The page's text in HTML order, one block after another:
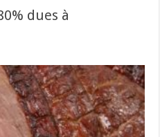
dues à